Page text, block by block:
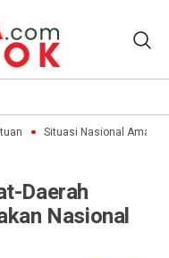
Situasi Nasional Aman,
Daerah
Nasional